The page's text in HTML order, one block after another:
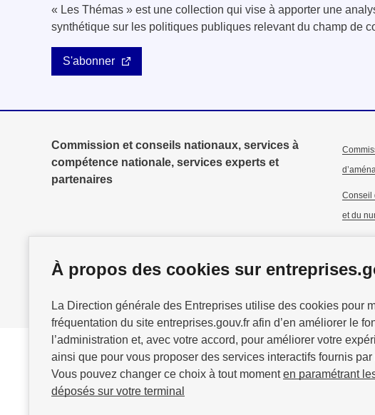
À propos des cookies sur
La Direction générale des Entreprises utilise des cookies pour
fréquentation du site entreprises.gouv.fr afin d’en améliorer le
l’administration et, avec votre accord, pour améliorer votre
ainsi que pour vous proposer des services interactifs fournis
Vous pouvez changer ce choix à tout momenten paramétrant
déposés sur votre terminal
« Les Thémas » est une collection qui vise à apporter une
synthétique sur les politiques publiques relevant du champ de
S'abonner
Commission et conseils nationaux, services à
compétence nationale, services experts et
partenaires
Conseil
et du
Conseil
GOUVERNEMENT